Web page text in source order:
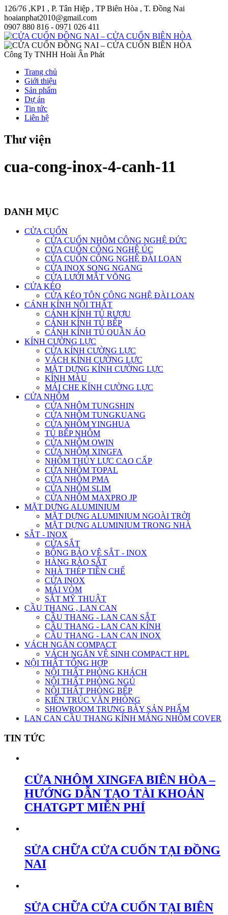
126/76 ,KP1 , P. Tân Hiệp , TP Biên Hòa , T. Đồng Nai
hoaianphat2010@gmail.com
0907 880 816 - 0971 026 411
Công Ty TNHH Hoài Ân Phát
Trang chủ
Giới thiệu
Sản phẩm
Dự án
Tin tức
Liên hệ
Thư viện
cua-cong-inox-4-canh-11
DANH MỤC
CỬA CUỐN
CỬA CUỐN NHÔM CÔNG NGHỆ ĐỨC
CỬA CUỐN CÔNG NGHỆ ÚC
CỬA CUỐN CÔNG NGHỆ ĐÀI LOAN
CỬA INOX SONG NGANG
CỬA LƯỚI MẮT VÕNG
CỬA KÉO
CỬA KÉO TÔN CÔNG NGHỆ ĐÀI LOAN
CÁNH KÍNH NỘI THẤT
CÁNH KÍNH TỦ RƯỢU
CÁNH KÍNH TỦ BẾP
CÁNH KÍNH TỦ QUẦN ÁO
KÍNH CƯỜNG LỰC
CỬA KÍNH CƯỜNG LỰC
VÁCH KÍNH CƯỜNG LỰC
MẶT DỰNG KÍNH CƯỜNG LỰC
KÍNH MÀU
MÁI CHE KÍNH CƯỜNG LỰC
CỬA NHÔM
CỬA NHÔM TUNGSHIN
CỬA NHÔM TUNGKUANG
CỬA NHÔM YINGHUA
TỦ BẾP NHÔM
CỬA NHÔM OWIN
CỬA NHÔM XINGFA
NHÔM THỦY LỰC CAO CẤP
CỬA NHÔM TOPAL
CỬA NHÔM PMA
CỬA NHÔM SLIM
CỬA NHÔM MAXPRO JP
MẶT DỰNG ALUMINIUM
MẶT DỰNG ALUMINIUM NGOÀI TRỜI
MẶT DỰNG ALUMINIUM TRONG NHÀ
SẮT - INOX
CỬA SẮT
BÔNG BẢO VỆ SẮT - INOX
HÀNG RÀO SẮT
NHÀ THÉP TIỀN CHẾ
CỬA INOX
MÁI VÒM
SẮT MỸ THUẬT
CẦU THANG , LAN CAN
CẦU THANG - LAN CAN SẮT
CẦU THANG - LAN CAN KÍNH
CẦU THANG - LAN CAN INOX
VÁCH NGĂN COMPACT
VÁCH NGĂN VỆ SINH COMPACT HPL
NỘI THẤT TỔNG HỢP
NỘI THẤT PHÒNG KHÁCH
NỘI THẤT PHÒNG NGỦ
NỘI THẤT PHÒNG BẾP
KIẾN TRÚC VĂN PHÒNG
SHOWROOM TRƯNG BÀY SẢN PHẨM
LAN CAN CẦU THANG KÍNH MÁNG NHÔM COVER
TIN TỨC
CỬA NHÔM XINGFA BIÊN HÒA –
HƯỚNG DẪN TẠO TÀI KHOẢN
CHATGPT MIỄN PHÍ
SỬA CHỮA CỬA CUỐN TẠI ĐỒNG
NAI
SỬA CHỮA CỬA CUỐN TẠI BIÊN